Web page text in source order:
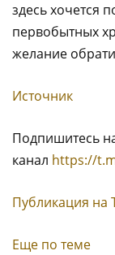
здесь хочется
первобытных
желание
Источник
Подпишитесь
канал https://
Публикация на
Еще по теме